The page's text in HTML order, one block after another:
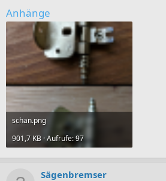
Anhänge
schan.png
901,7 KB · Aufrufe: 97
Sägenbremser